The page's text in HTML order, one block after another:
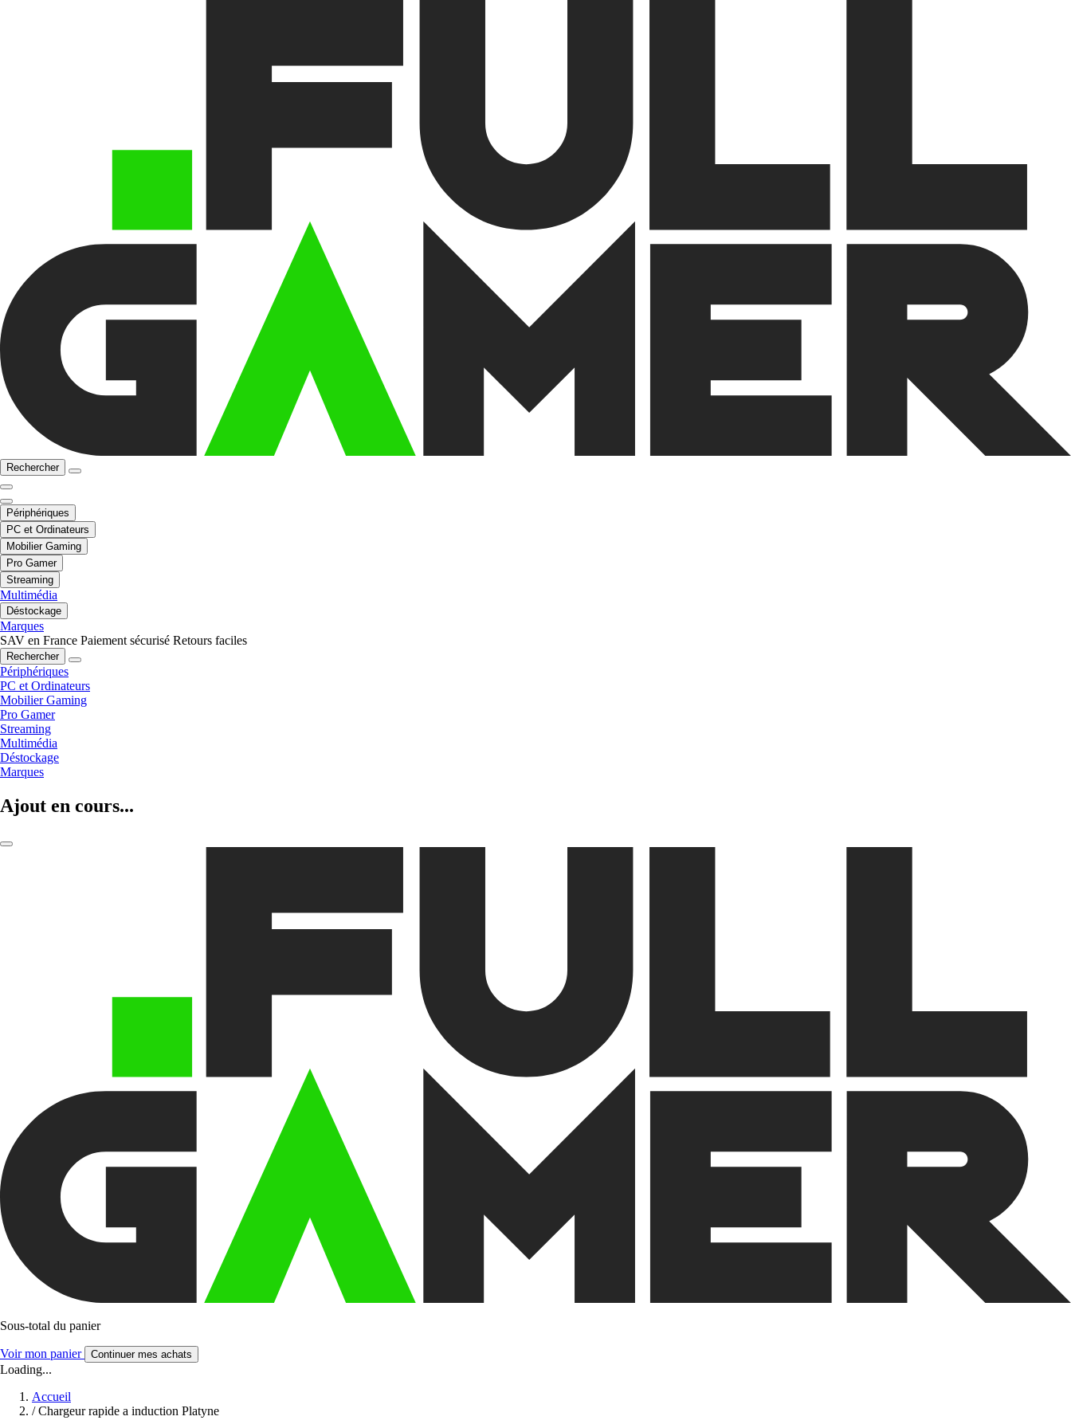
Rechercher
Périphériques
PC et Ordinateurs
Mobilier Gaming
Pro Gamer
Streaming
Multimédia
Déstockage
Marques
SAV en France Paiement sécurisé Retours faciles
Rechercher
Périphériques
PC et Ordinateurs
Mobilier Gaming
Pro Gamer
Streaming
Multimédia
Déstockage
Marques
Ajout en cours...
Sous-total du panier
Voir mon panier Continuer mes achats
Loading...
Accueil
/ Chargeur rapide a induction Platyne